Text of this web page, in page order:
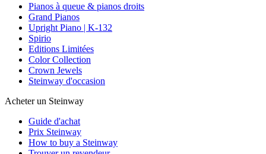
Pianos à queue & pianos droits
Grand Pianos
Upright Piano | K-132
Spirio
Editions Limitées
Color Collection
Crown Jewels
Steinway d'occasion
Acheter un Steinway
Guide d'achat
Prix Steinway
How to buy a Steinway